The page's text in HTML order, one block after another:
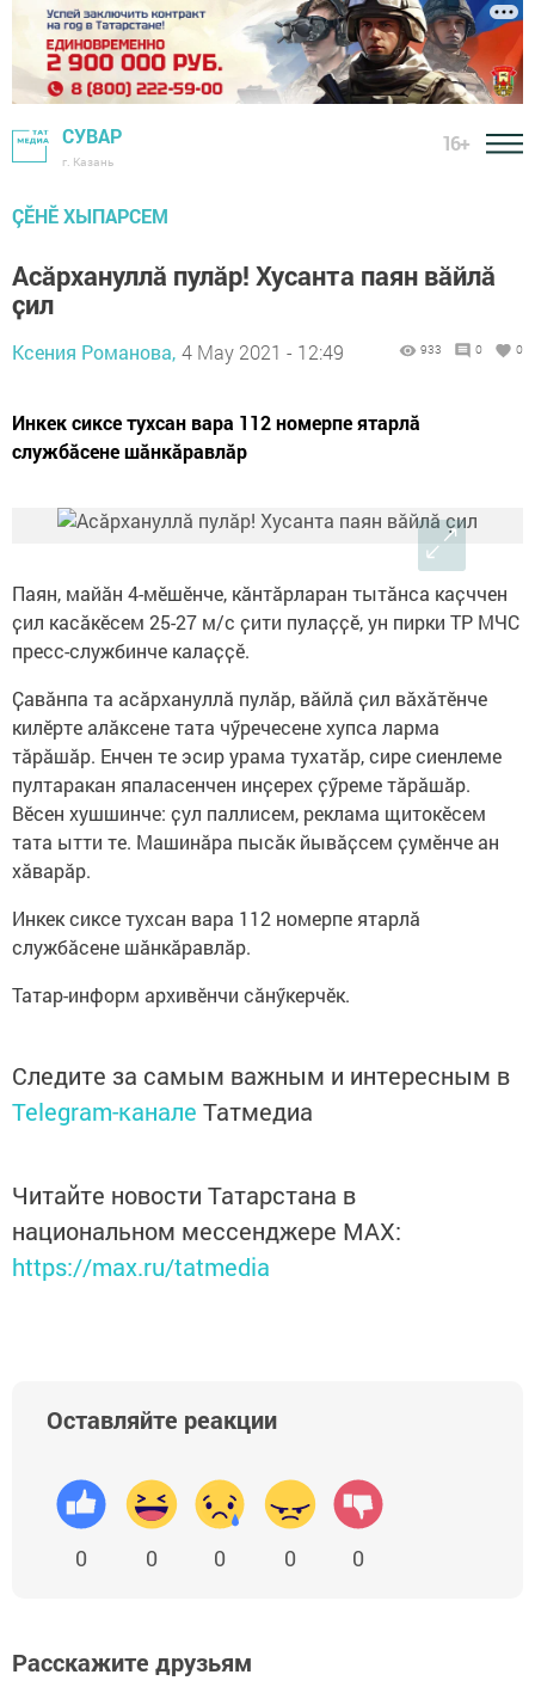
СУВАР
г. Казань
16+
ÇӖНӖ ХЫПАРСЕМ
Асӑрхануллӑ пулӑр! Хусанта паян вӑйлӑ
ҫил
Ксения Романова, 4 May 2021 - 12:49 933 0 0
Инкек сиксе тухсан вара 112 номерпе ятарлӑ
службӑсене шӑнкӑравлӑр
Паян, майӑн 4-мӗшӗнче, кӑнтӑрларан тытӑнса каҫччен
ҫил касӑкӗсем 25-27 м/с ҫити пулаҫҫӗ, ун пирки ТР МЧС
пресс-службинче калаҫҫӗ.
Ҫавӑнпа та асӑрхануллӑ пулӑр, вӑйлӑ ҫил вӑхӑтӗнче
килӗрте алӑксене тата чӳречесене хупса ларма
тӑрӑшӑр. Енчен те эсир урама тухатӑр, сире сиенлеме
пултаракан япаласенчен инҫерех ҫӳреме тӑрӑшӑр.
Вӗсен хушшинче: ҫул паллисем, реклама щитокӗсем
тата ытти те. Машинӑра пысӑк йывӑҫсем ҫумӗнче ан
хӑварӑр.
Инкек сиксе тухсан вара 112 номерпе ятарлӑ
службӑсене шӑнкӑравлӑр.
Татар-информ архивӗнчи сӑнӳкерчӗк.
Следите за самым важным и интересным в
Telegram-канале Татмедиа
Читайте новости Татарстана в
национальном мессенджере MАХ:
https://max.ru/tatmedia
Оставляйте реакции
0 0 0 0 0
Расскажите друзьям